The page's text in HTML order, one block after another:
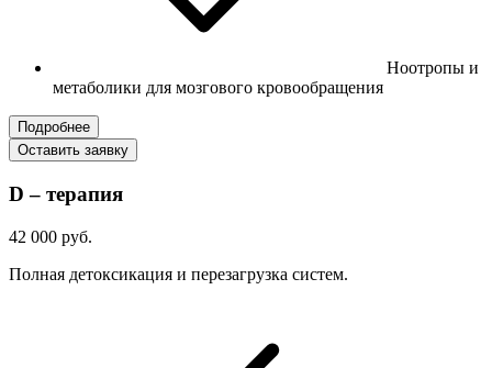
Ноотропы и
метаболики для мозгового кровообращения
Подробнее
Оставить заявку
D – терапия
42 000 руб.
Полная детоксикация и перезагрузка систем.